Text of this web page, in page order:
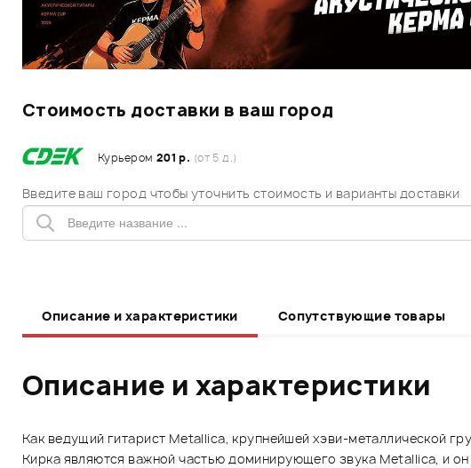
Стоимость доставки в ваш город
Курьером 201 р. (от 5 д.)
Введите ваш город чтобы уточнить стоимость и варианты доставки
Описание и характеристики Сопутствующие товары
Описание и характеристики
Как ведущий гитарист Metallica, крупнейшей хэви-металлической
Кирка являются важной частью доминирующего звука Metallica, и